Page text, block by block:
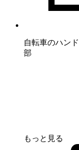
自転車のハン
部
もっと見る